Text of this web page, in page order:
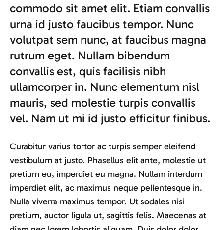
commodo sit amet elit. Etiam convallis
urna id justo faucibus tempor. Nunc
volutpat sem nunc, at faucibus magna
rutrum eget. Nullam bibendum
convallis est, quis facilisis nibh
ullamcorper in. Nunc elementum nisl
mauris, sed molestie turpis convallis
vel. Nam ut mi id justo efficitur finibus.
Curabitur varius tortor ac turpis semper eleifend
vestibulum at justo. Phasellus elit ante, molestie ut
pretium eu, imperdiet eu magna. Nullam interdum
imperdiet elit, ac maximus neque pellentesque in.
Nulla viverra maximus tempor. Ut sodales nisi
pretium, auctor ligula ut, sagittis felis. Maecenas at